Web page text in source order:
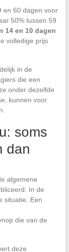
en 60 dagen voor
50% tussen 59
14 en 10 dagen
volledige prijs
in de
die een
onder dezelfde
kunnen voor
soms
dan
algemene
In de
situatie. Een
die van de
deze